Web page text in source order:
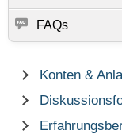
FAQs
Konten &